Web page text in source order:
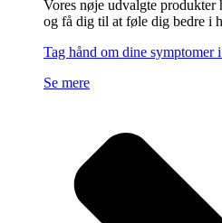
Vores nøje udvalgte
og få dig til at føle dig bedre i
Tag hånd om dine
Se mere